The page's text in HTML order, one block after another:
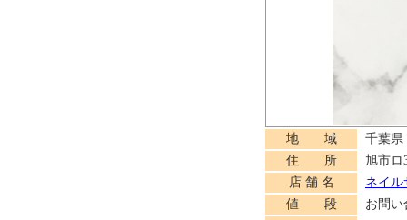
地 域
千葉県
住 所
旭市ロ
店 舗 名
ネイ
値 段
お問い